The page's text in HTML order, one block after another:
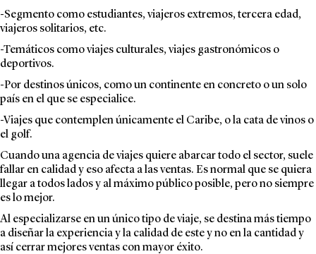
-Segmento como estudiantes, viajeros extremos, tercera edad,
viajeros solitarios, etc.
-Temáticos como viajes culturales, viajes gastronómicos o
deportivos.
-Por destinos únicos, como un continente en concreto o un solo
país en el que se especialice.
-Viajes que contemplen únicamente el Caribe, o la cata de vinos o
el golf.
Cuando una agencia de viajes quiere abarcar todo el sector, suele
fallar en calidad y eso afecta a las ventas. Es normal que se quiera
llegar a todos lados y al máximo público posible, pero no siempre
es lo mejor.
Al especializarse en un único tipo de viaje, se destina más tiempo
a diseñar la experiencia y la calidad de este y no en la cantidad y
así cerrar mejores ventas con mayor éxito.